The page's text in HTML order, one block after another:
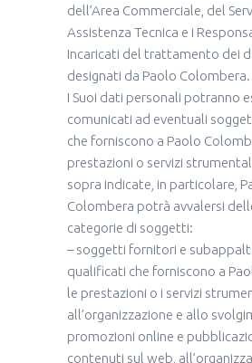
dell’Area Commerciale, del
Assistenza Tecnica e i
Incaricati del trattamento dei
designati da Paolo Colombera.
I Suoi dati personali potranno
comunicati ad eventuali
che forniscono a Paolo
prestazioni o servizi
sopra indicate, in particolare,
Colombera potrà avvalersi
categorie di soggetti:
– soggetti fornitori e
qualificati che forniscono a
le prestazioni o i servizi
all’organizzazione e allo
promozioni online e
contenuti sul web,